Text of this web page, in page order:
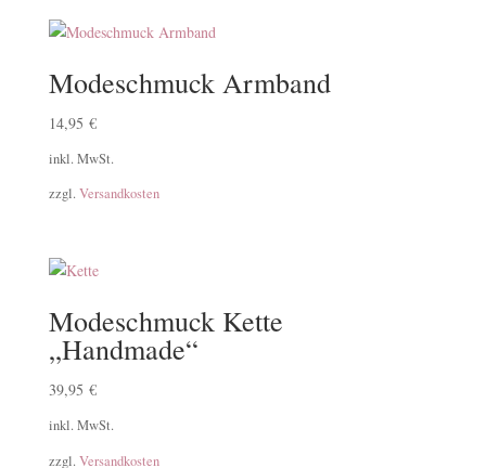
Modeschmuck Armband
14,95 €
inkl. MwSt.
zzgl. Versandkosten
Modeschmuck Kette
„Handmade“
39,95 €
inkl. MwSt.
zzgl. Versandkosten